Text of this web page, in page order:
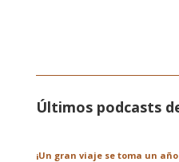
Últimos podcasts
¡Un gran viaje se toma un